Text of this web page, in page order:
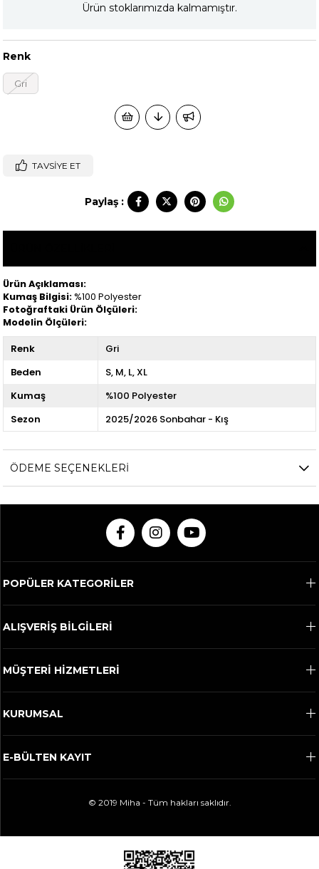
Ürün stoklarımızda kalmamıştır.
Renk
Gri
TAVSIYE ET
Paylaş :
Ürün Açıklaması:
Kumaş Bilgisi:%100 Polyester
Fotoğraftaki Ürün Ölçüleri:
Modelin Ölçüleri:
Renk
Gri
Beden
S M L XL
Kumaş
%100 Polyester
Sezon
2025/2026 Sonbahar - Kış
ÖDEME SEÇENEKLERI
POPÜLER KATEGORİLER
ALIŞVERİŞ BİLGİLERİ
MÜŞTERİ HİZMETLERİ
KURUMSAL
E-BÜLTEN KAYIT
© 2019 Miha - Tüm hakları saklıdır.